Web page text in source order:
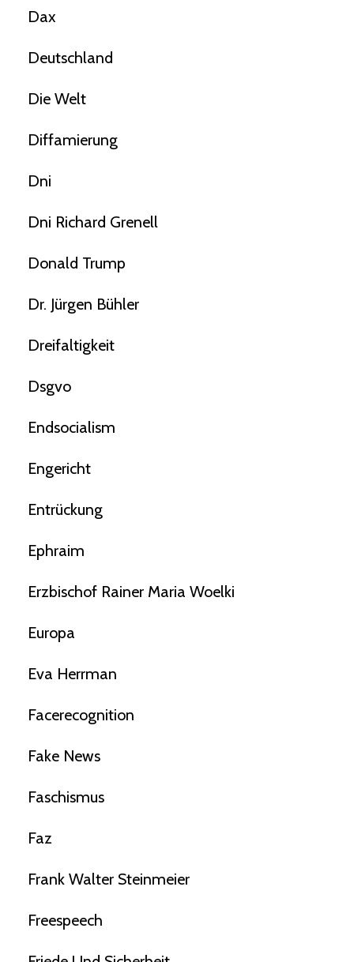
Dax
Deutschland
Die Welt
Diffamierung
Dni
Dni Richard Grenell
Donald Trump
Dr. Jürgen Bühler
Dreifaltigkeit
Dsgvo
Endsocialism
Engericht
Entrückung
Ephraim
Erzbischof Rainer Maria Woelki
Europa
Eva Herrman
Facerecognition
Fake News
Faschismus
Faz
Frank Walter Steinmeier
Freespeech